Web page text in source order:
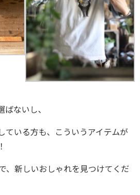
ないし、
ている方も、こういうアイテムが
、新しいおしゃれを見つけてくだ